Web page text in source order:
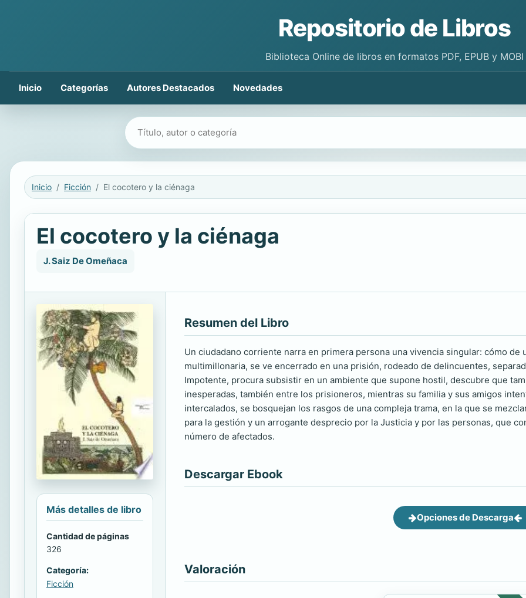
Repositorio de Libros
Biblioteca Online de libros en formatos PDF, EPUB y MOBI
Inicio Categorías Autores Destacados Novedades
Buscar libros
Inicio Ficción El cocotero y la ciénaga
El cocotero y la ciénaga
J. Saiz De Omeñaca
Más detalles de libro
Cantidad de páginas
326
Categoría:
Ficción
Resumen del Libro
Un ciudadano corriente narra en primera persona una vivencia singular: cómo de
multimillonaria, se ve encerrado en una prisión, rodeado de delincuentes,
Impotente, procura subsistir en un ambiente que supone hostil, descubre que
inesperadas, también entre los prisioneros, mientras su familia y sus amigos
intercalados, se bosquejan los rasgos de una compleja trama, en la que se
para la gestión y un arrogante desprecio por la Justicia y por las personas, que
número de afectados.
Descargar Ebook
Opciones de Descarga
Valoración